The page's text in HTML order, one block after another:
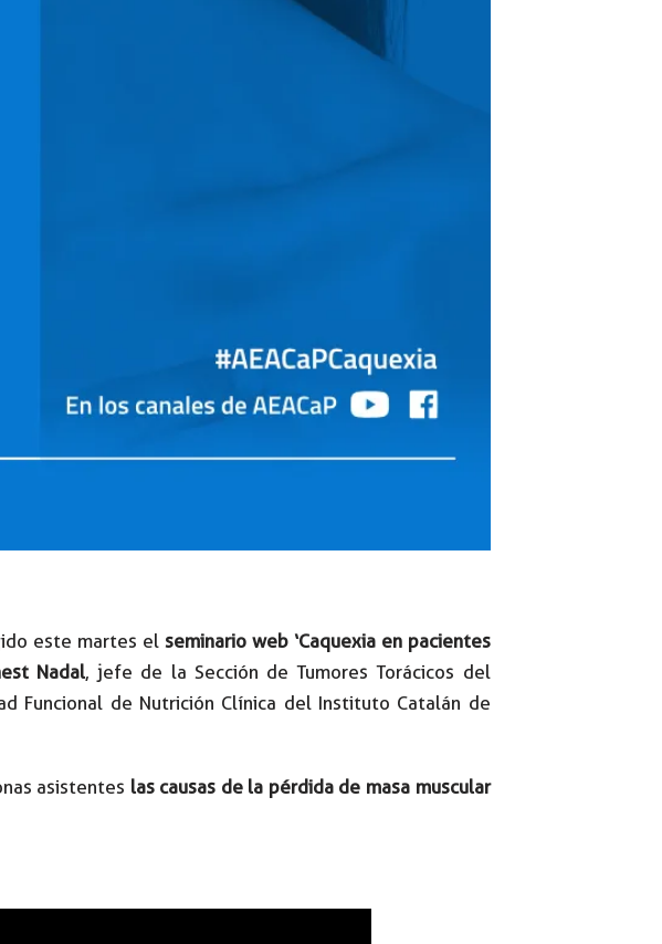
este martes el seminario web ‘Caquexia en pacientes
Nadal, jefe de la Sección de Tumores Torácicos del
Funcional de Nutrición Clínica del Instituto Catalán de
asistentes las causas de la pérdida de masa muscular